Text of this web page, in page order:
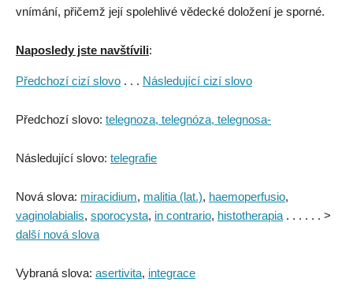
vnímání, přičemž její spolehlivé vědecké doložení je sporné.
Naposledy jste navštívili:
Předchozí cizí slovo . . . Následující cizí slovo
Předchozí slovo: telegnoza, telegnóza, telegnosa-
Následující slovo: telegrafie
Nová slova: miracidium, malitia (lat.), haemoperfusio,
vaginolabialis, sporocysta, in contrario, histotherapia . . . . . . >
další nová slova
Vybraná slova: asertivita, integrace